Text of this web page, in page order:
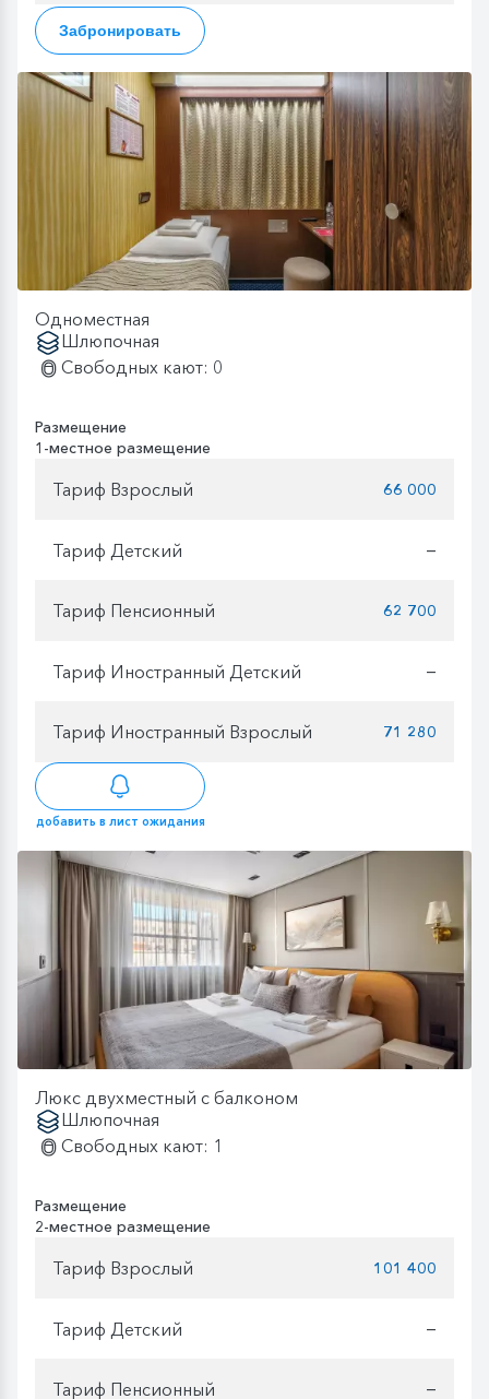
Забронировать
Одноместная
Шлюпочная
Свободных кают: 0
Размещение
1-местное размещение
Тариф Взрослый 66 000
Тариф Детский —
Тариф Пенсионный 62 700
Тариф Иностранный Детский —
Тариф Иностранный Взрослый 71 280
добавить в лист ожидания
Люкс двухместный с балконом
Шлюпочная
Свободных кают: 1
Размещение
2-местное размещение
Тариф Взрослый 101 400
Тариф Детский —
Тариф Пенсионный —